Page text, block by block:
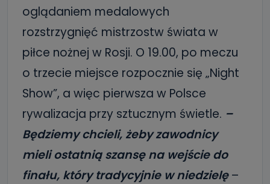
oglądaniem medalowych
rozstrzygnięć mistrzostw świata w
piłce nożnej w Rosji. O 19.00, po meczu
o trzecie miejsce rozpocznie się „Night
Show”, a więc pierwsza w Polsce
rywalizacja przy sztucznym świetle. –
Będziemy chcieli, żeby zawodnicy
mieli ostatnią szansę na wejście do
finału, który tradycyjnie w niedzielę–